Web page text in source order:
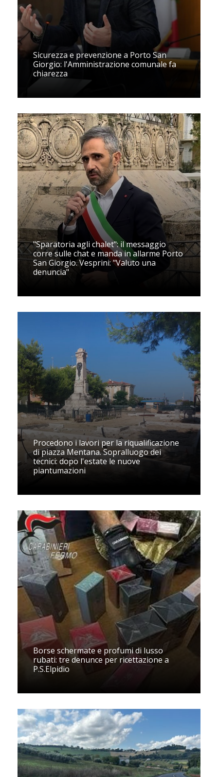
Sicurezza e prevenzione a Porto San
Giorgio: l'Amministrazione comunale fa
chiarezza
"Sparatoria agli chalet": il messaggio
corre sulle chat e manda in allarme Porto
San Giorgio. Vesprini: "Valuto una
denuncia"
Procedono i lavori per la riqualificazione
di piazza Mentana. Sopralluogo dei
tecnici: dopo l'estate le nuove
piantumazioni
Borse schermate e profumi di lusso
rubati: tre denunce per ricettazione a
P.S.Elpidio